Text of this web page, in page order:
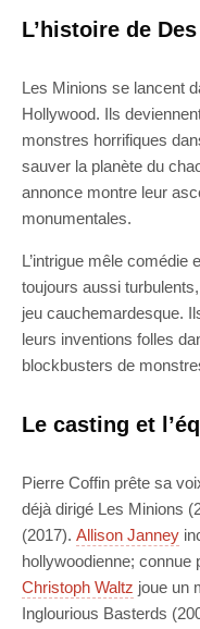
L’histoire de
Les Minions se lancent
Hollywood. Ils
monstres horrifiques
sauver la planète du
annonce montre leur
monumentales.
L’intrigue mêle comédie
toujours aussi
jeu cauchemardesque.
leurs inventions folles
blockbusters de
Le casting et
Pierre Coffin prête sa
déjà dirigé Les Minions
(2017). Allison Janney
hollywoodienne; connue
Christoph Waltz joue un
Inglourious Basterds